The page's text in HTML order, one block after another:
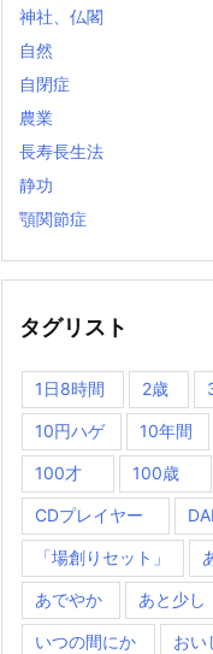
神社、仏閣
自然
自閉症
農業
長寿長生法
静功
顎関節症
タグリスト
1日8時間 2歳
10円ハゲ 10年間
100才 100歳
CDプレイヤー
「場創りセット」
あでやか あと少し
いつの間にか おい